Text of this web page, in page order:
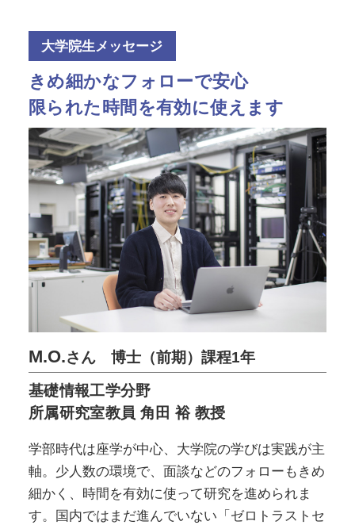
大学院生メッセージ
きめ細かなフォローで安心
限られた時間を有効に使えます
M.O.さん 博士（前期）課程1年
基礎情報工学分野
所属研究室教員 角田 裕 教授
学部時代は座学が中心、大学院の学びは実践が主
軸。少人数の環境で、面談などのフォローもきめ
細かく、時間を有効に使って研究を進められま
す。国内ではまだ進んでいない「ゼロトラストセ